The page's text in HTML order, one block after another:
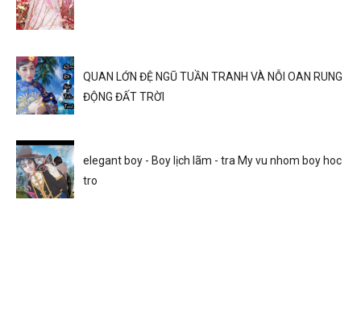
QUAN LỚN ĐỆ NGŨ TUẦN TRANH VÀ NỖI OAN RUNG
ĐỘNG ĐẤT TRỜI
elegant boy - Boy lịch lãm - tra My vu nhom boy hoc
tro